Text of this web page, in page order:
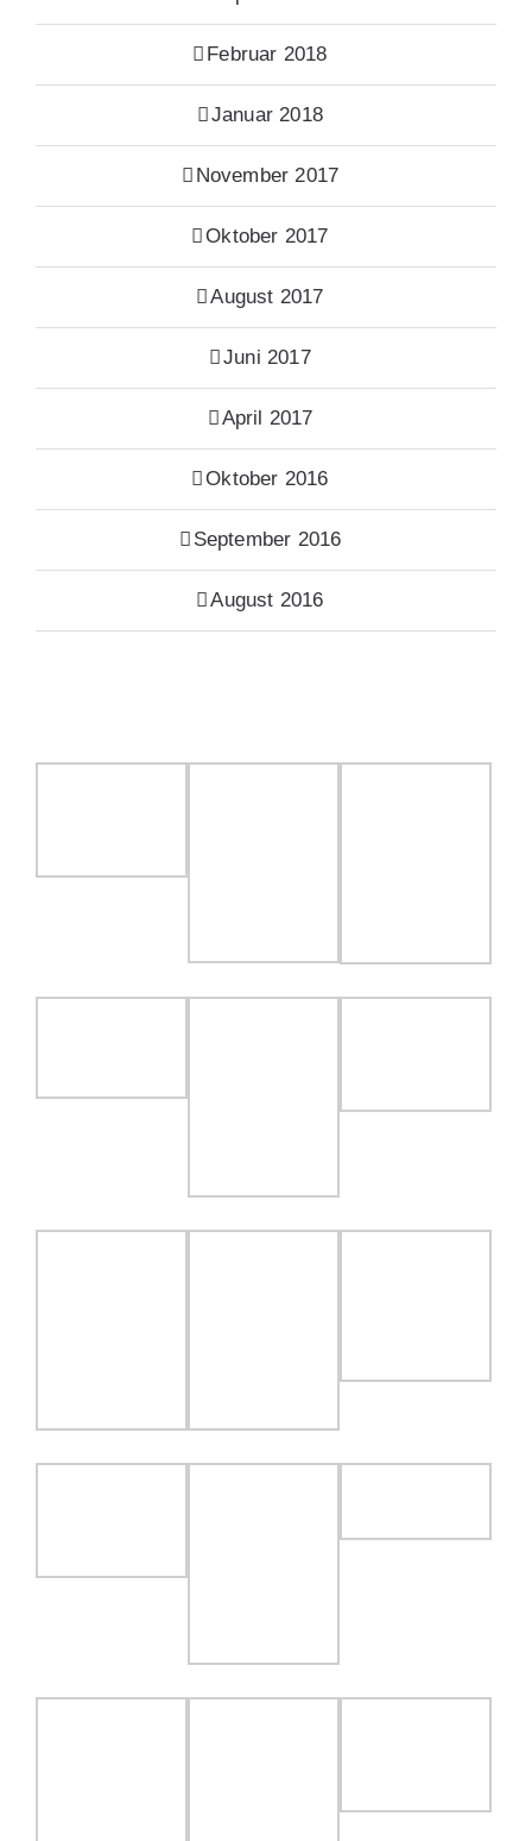
Februar 2018
Januar 2018
November 2017
Oktober 2017
August 2017
Juni 2017
April 2017
Oktober 2016
September 2016
August 2016